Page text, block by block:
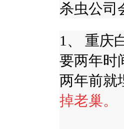
杀虫公司
1 、 重庆
要两年时
两年前就
掉老巢。